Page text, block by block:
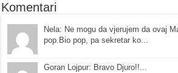
Komentari
Nela: Ne mogu da vjerujem da ovaj
pop.Bio pop, pa sekretar ko...
Goran Lojpur: Bravo Djuro!!...